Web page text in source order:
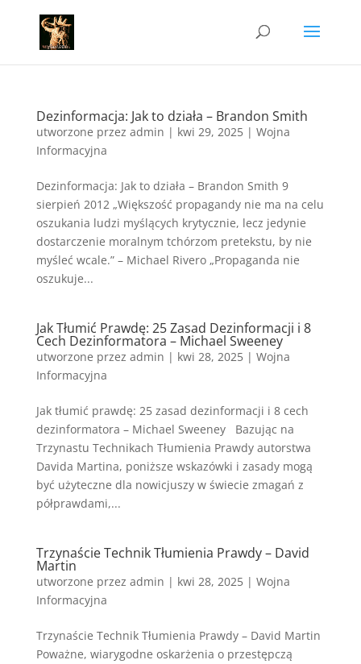
Dezinformacja: Jak to działa – Brandon Smith
utworzone przez admin | kwi 29, 2025| Wojna
Informacyjna
Dezinformacja: Jak to działa – Brandon Smith 9
sierpień 2012 „Większość propagandy nie ma na celu
oszukania ludzi myślących krytycznie, lecz jedynie
dostarczenie moralnym tchórzom pretekstu, by nie
myśleć wcale.” – Michael Rivero „Propaganda nie
oszukuje...
Jak Tłumić Prawdę: 25 Zasad Dezinformacji i 8
Cech Dezinformatora – Michael Sweeney
utworzone przez admin | kwi 28, 2025| Wojna
Informacyjna
Jak tłumić prawdę: 25 zasad dezinformacji i 8 cech
dezinformatora – Michael Sweeney Bazując na
Trzynastu Technikach Tłumienia Prawdy autorstwa
Davida Martina, poniższe wskazówki i zasady mogą
być użyteczne dla nowicjuszy w świecie zmagań z
półprawdami,...
Trzynaście Technik Tłumienia Prawdy – David
Martin
utworzone przez admin | kwi 28, 2025| Wojna
Informacyjna
Trzynaście Technik Tłumienia Prawdy – David Martin
Poważne, wiarygodne oskarżenia o przestępczą